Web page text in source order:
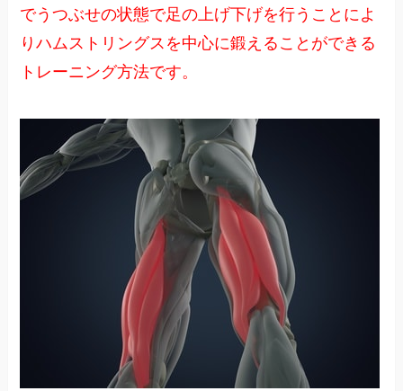
でうつぶせの状態で足の上げ下げを行うことによ
りハムストリングスを中心に鍛えることができる
トレーニング方法です。